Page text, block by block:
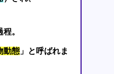
。
動態 」と呼ばれま